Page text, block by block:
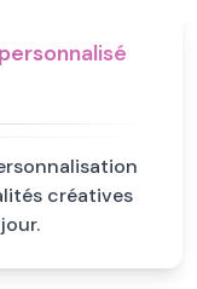
créatives